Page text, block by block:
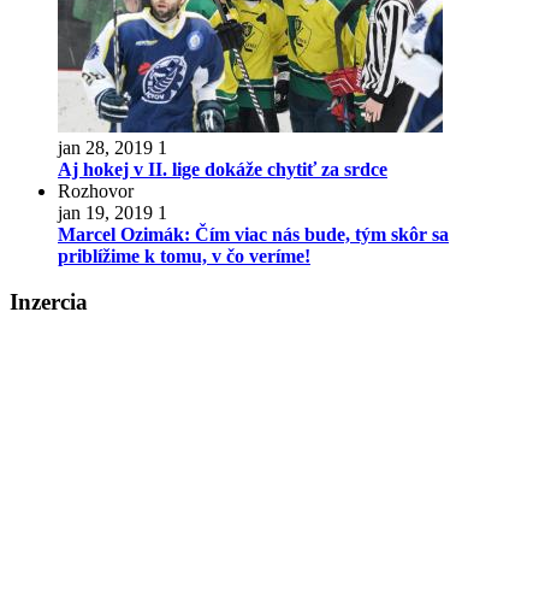
jan 28, 2019 1
Aj hokej v II. lige dokáže chytiť za srdce
Rozhovor
jan 19, 2019 1
Marcel Ozimák: Čím viac nás bude, tým skôr sa
priblížime k tomu, v čo veríme!
Inzercia